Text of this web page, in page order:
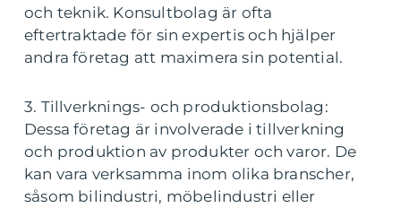
och teknik. Konsultbolag är ofta
eftertraktade för sin expertis och hjälper
andra företag att maximera sin potential.
3. Tillverknings- och produktionsbolag:
Dessa företag är involverade i tillverkning
och produktion av produkter och varor. De
kan vara verksamma inom olika branscher,
såsom bilindustri, möbelindustri eller